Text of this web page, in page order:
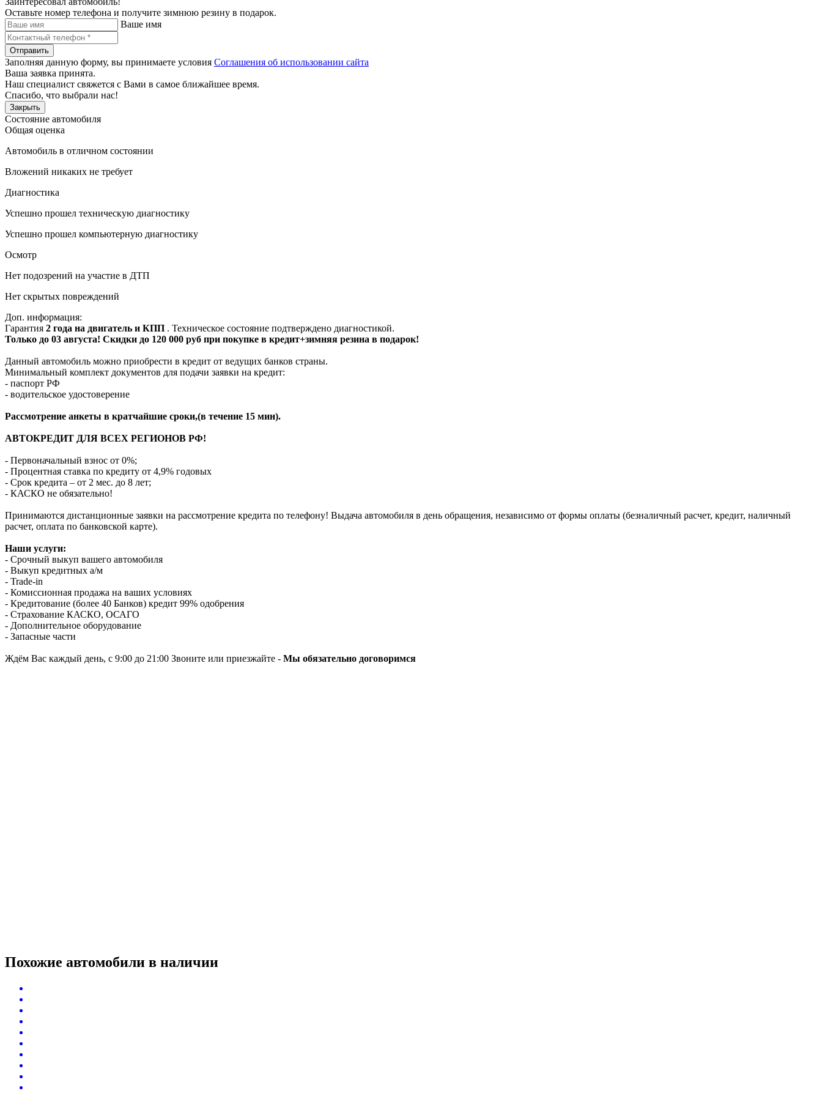
Оставьте номер телефона и получите зимнюю резину в подарок.
Ваше имя
Отправить
Заполняя данную форму, вы принимаете условия Соглашения об использовании сайта
Ваша заявка принята.
Наш специалист свяжется с Вами в самое ближайшее время.
Спасибо, что выбрали нас!
Закрыть
Состояние автомобиля
Общая оценка
Автомобиль в отличном состоянии
Вложений никаких не требует
Диагностика
Успешно прошел техническую диагностику
Успешно прошел компьютерную диагностику
Осмотр
Нет подозрений на участие в ДТП
Нет скрытых повреждений
Доп. информация:
Гарантия 2 года на двигатель и КПП . Техническое состояние подтверждено диагностикой.
Только до 03 августа! Скидки до 120 000 руб при покупке в кредит+зимняя резина в подарок!
Данный автомобиль можно приобрести в кредит от ведущих банков страны.
Минимальный комплект документов для подачи заявки на кредит:
- паспорт РФ
- водительское удостоверение
Рассмотрение анкеты в кратчайшие сроки,(в течение 15 мин).
АВТОКРЕДИТ ДЛЯ ВСЕХ РЕГИОНОВ РФ!
- Первоначальный взнос от 0%;
- Процентная ставка по кредиту от 4,9% годовых
- Срок кредита – от 2 мес. до 8 лет;
- КАСКО не обязательно!
Принимаются дистанционные заявки на рассмотрение кредита по телефону! Выдача автомобиля в день обращения, независимо от формы оплаты (безналичный расчет, кредит, наличный
расчет, оплата по банковской карте).
Наши услуги:
- Срочный выкуп вашего автомобиля
- Выкуп кредитных а/м
- Trade-in
- Комиссионная продажа на ваших условиях
- Кредитование (более 40 Банков) кредит 99% одобрения
- Страхование КАСКО, ОСАГО
- Дополнительное оборудование
- Запасные части
Ждём Вас каждый день, с 9:00 до 21:00 Звоните или приезжайте - Мы обязательно договоримся
Похожие автомобили в наличии